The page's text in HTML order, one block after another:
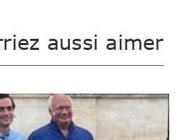
aussi aimer